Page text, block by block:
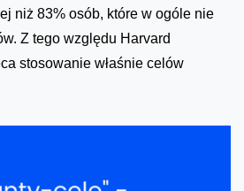
niż 83% osób, które w ogóle nie
Z tego względu Harvard
stosowanie właśnie celów